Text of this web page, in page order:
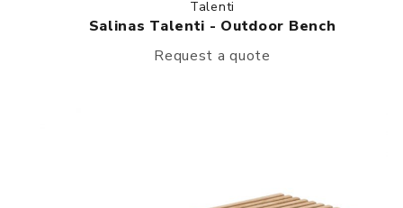
Talenti
Salinas Talenti - Outdoor Bench
Request a quote